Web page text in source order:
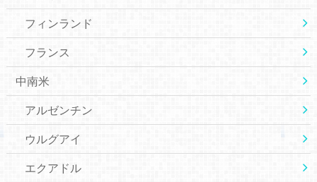
フィンランド
フランス
中南米
アルゼンチン
ウルグアイ
エクアドル